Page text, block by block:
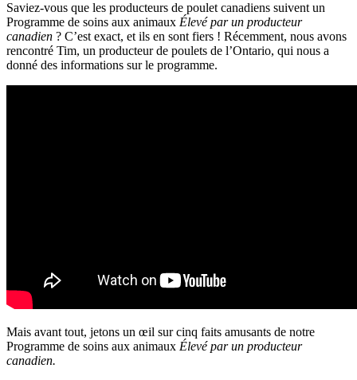
Saviez-vous que les producteurs de poulet canadiens suivent un
Programme de soins aux animaux Élevé par un producteur
canadien ? C’est exact, et ils en sont fiers ! Récemment, nous avons
rencontré Tim, un producteur de poulets de l’Ontario, qui nous a
donné des informations sur le programme.
Mais avant tout, jetons un œil sur cinq faits amusants de notre
Programme de soins aux animaux Élevé par un producteur
canadien.